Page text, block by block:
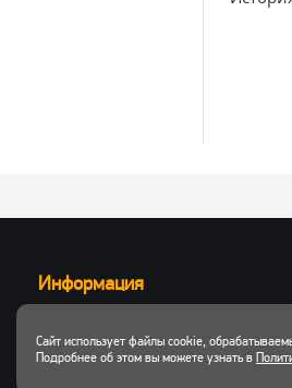
Информация
Доставка и оплата
Личный кабинет
Сайт использует файлы cookie,
Подробнее об этом вы можете узнать в